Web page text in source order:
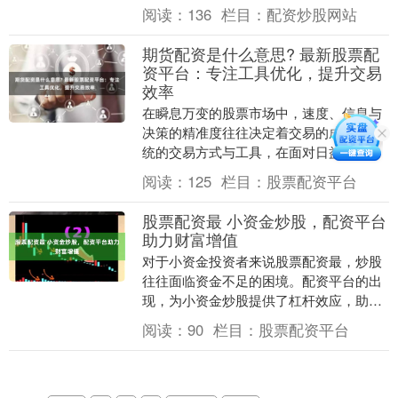
本金撬动更大资金，放大收益，吸引了不
少渴望快速获利的....
阅读： 136 栏目： 配资炒股网站
期货配资是什么意思? 最新股票配
资平台：专注工具优化，提升交易
效率
在瞬息万变的股票市场中，速度、信息与
决策的精准度往往决定着交易的成败。传
统的交易方式与工具，在面对日益复杂的
市场环境和海量数据时，已显露出诸多局
限。近年来，一批....
阅读： 125 栏目： 股票配资平台
股票配资最 小资金炒股，配资平台
助力财富增值
对于小资金投资者来说股票配资最，炒股
往往面临资金不足的困境。配资平台的出
现，为小资金炒股提供了杠杆效应，助力
投资者实现财富增值。 * **安全可靠：**我
们与多....
阅读： 90 栏目： 股票配资平台